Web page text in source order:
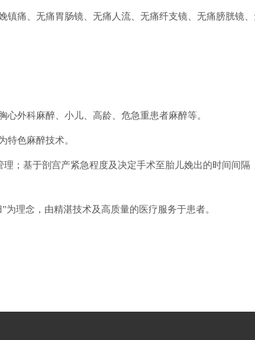
镇痛、无痛胃肠镜、 无痛人流、 无痛纤支镜、无痛膀胱镜
心外科麻醉、小儿、高龄、危急重患者麻醉等。
特色麻醉技术。
；基于剖宫产紧急程度及决定手术至胎儿娩出的时间间
理念，由精湛技术及高质量的医疗服务于患者。